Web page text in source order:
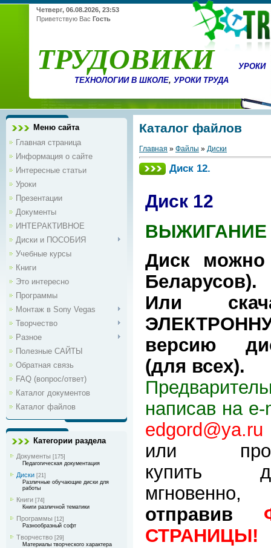
Четверг, 06.08.2026, 23:53
Приветствую Вас Гость
ТРУДОВИКИ
УРОКИ
ТЕХНОЛОГИИ В ШКОЛЕ, УРОКИ ТРУДА
Меню сайта
Главная страница
Информация о сайте
Интересные статьи
Уроки
Презентации
Документы
ИНТЕРАКТИВНОЕ
Диски и ПОСОБИЯ
Учебные курсы
Книги
Это интересно
Программы
Монтаж в Sony Vegas
Творчество
Разное
Полезные САЙТЫ
Обратная связь
FAQ (вопрос/ответ)
Каталог документов
Каталог файлов
Категории раздела
Документы [175]
Педагогическая документация
Диски [21]
Различные обучающие диски для
работы
Книги [74]
Книги различной тематики
Программы [12]
Разнообразный софт
Творчество [29]
Материалы творческого характера
Каталог файлов
Главная » Файлы » Диски
Диск 12.
Диск 12
ВЫЖИГАНИЕ
Диск
Беларусов).
Или
версию
(для всех).
написав на e-
edgord@ya.ru
или
купить
мгновенно,
отправив
СТРАНИЦЫ!